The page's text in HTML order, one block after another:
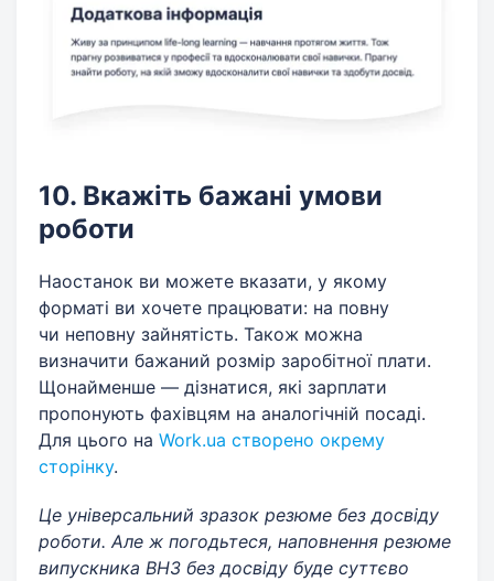
10. Вкажіть бажані умови
роботи
Наостанок ви можете вказати, у якому
форматі ви хочете працювати: на повну
чи неповну зайнятість. Також можна
визначити бажаний розмір заробітної плати.
Щонайменше — дізнатися, які зарплати
пропонують фахівцям на аналогічній посаді.
Для цього на Work.ua створено окрему
сторінку.
Це універсальний зразок резюме без досвіду
роботи. Але ж погодьтеся, наповнення резюме
випускника ВНЗ без досвіду буде суттєво